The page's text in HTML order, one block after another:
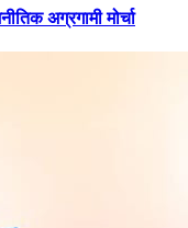
अग्रगामी मोर्चा